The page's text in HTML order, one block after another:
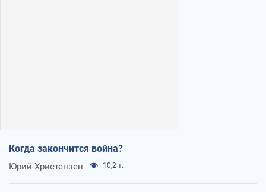
Когда закончится война?
Юрий Христензен 10,2 т.